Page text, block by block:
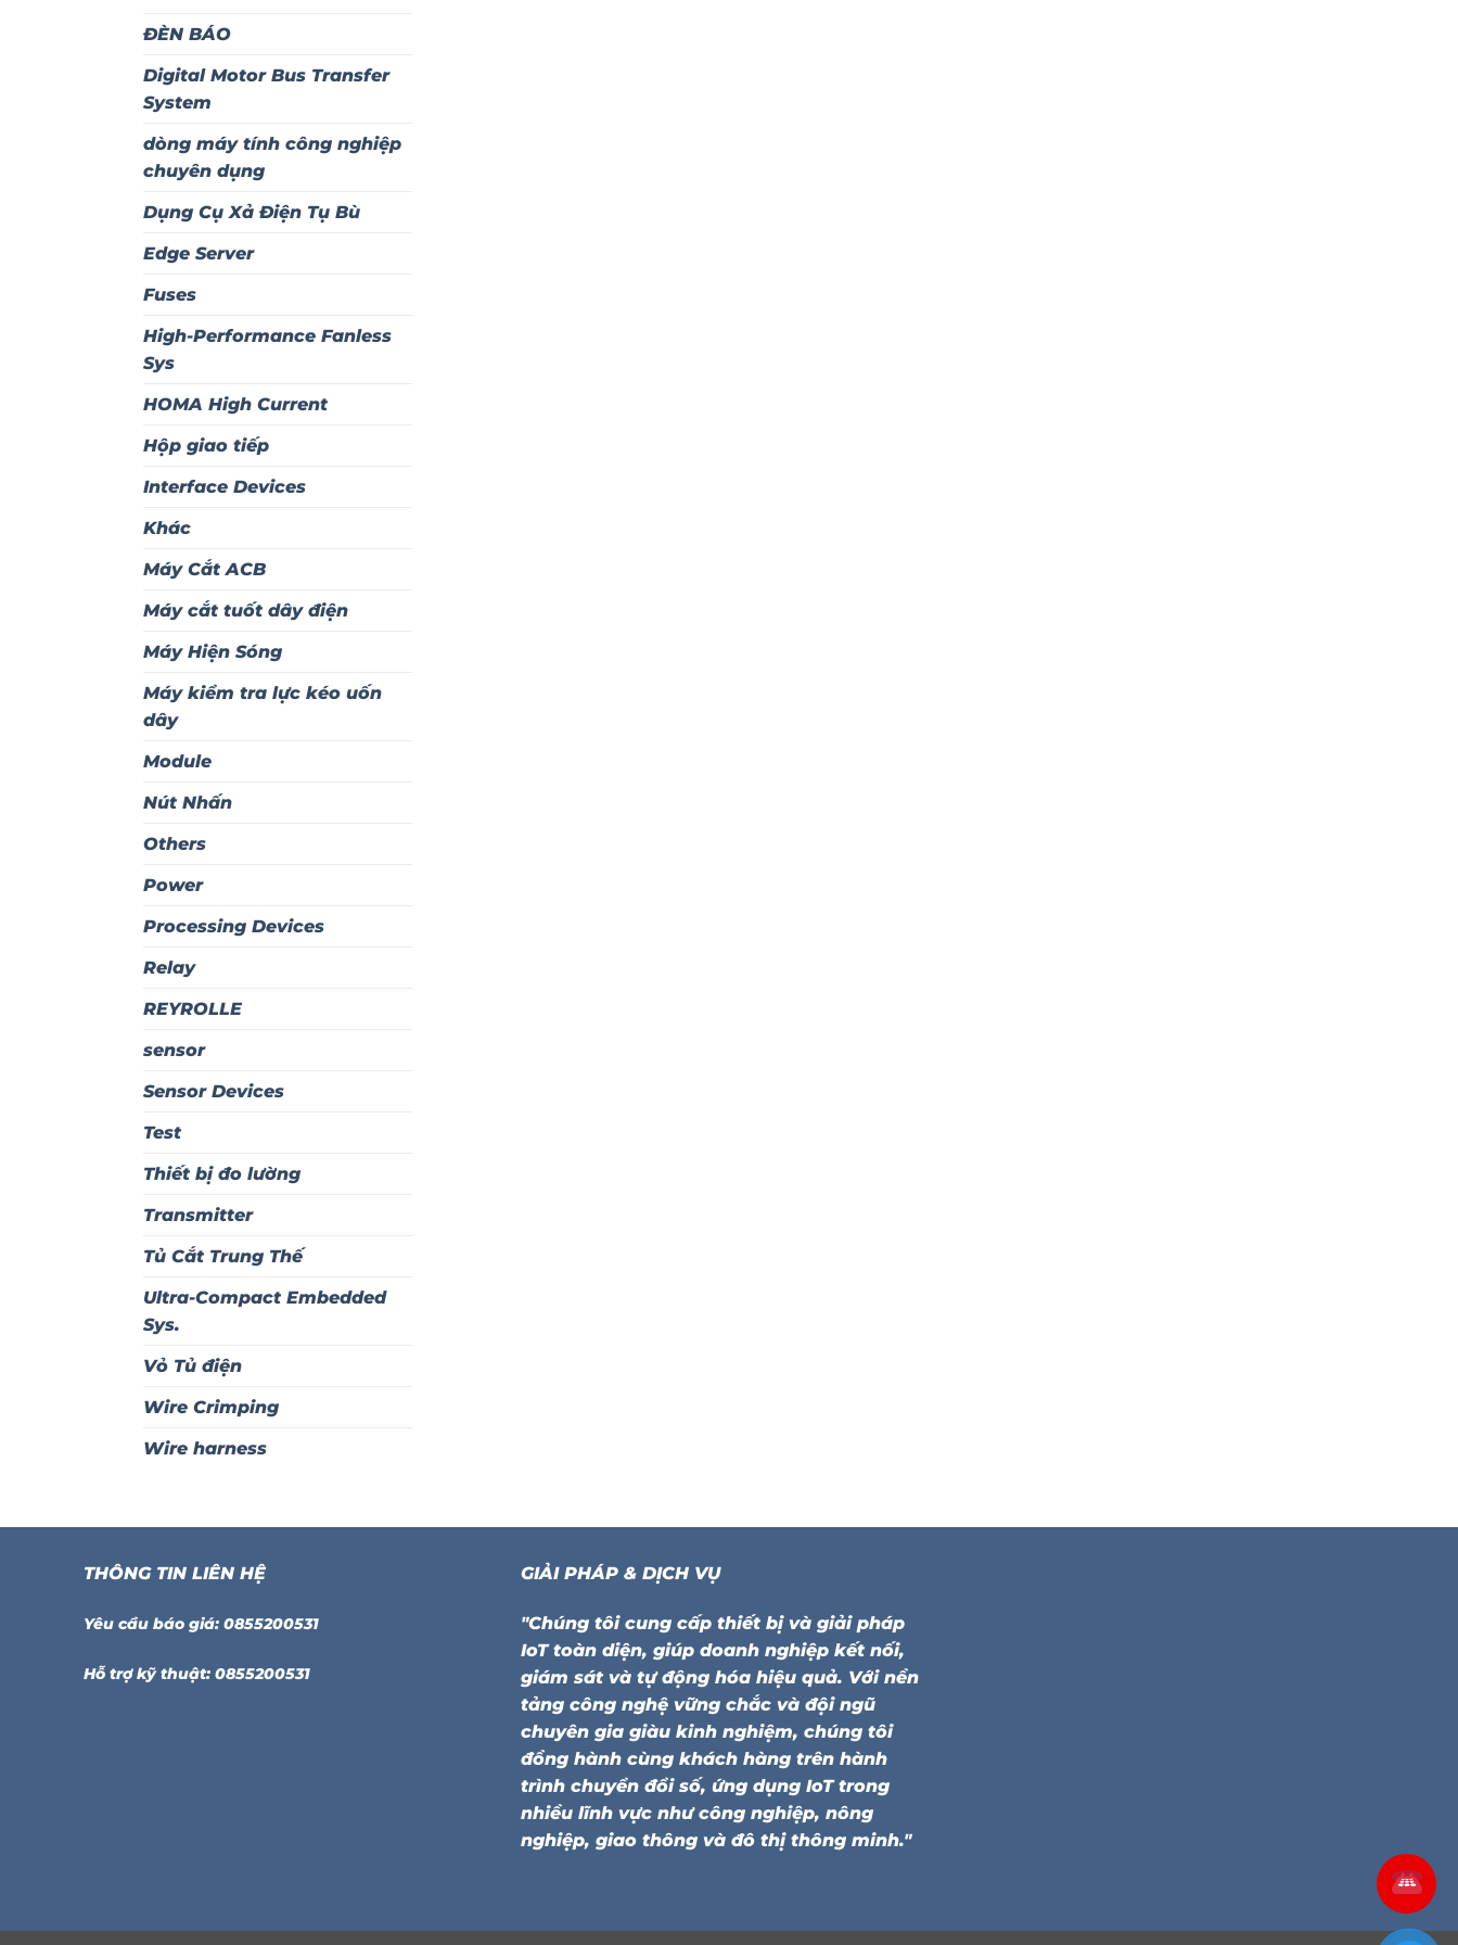
ĐÈN BÁO
Digital Motor Bus Transfer
System
dòng máy tính công nghiệp
chuyên dụng
Dụng Cụ Xả Điện Tụ Bù
Edge Server
Fuses
High-Performance Fanless
Sys
HOMA High Current
Hộp giao tiếp
Interface Devices
Khác
Máy Cắt ACB
Máy cắt tuốt dây điện
Máy Hiện Sóng
Máy kiểm tra lực kéo uốn
dây
Module
Nút Nhấn
Others
Power
Processing Devices
Relay
REYROLLE
sensor
Sensor Devices
Test
Thiết bị đo lường
Transmitter
Tủ Cắt Trung Thế
Ultra-Compact Embedded
Sys.
Vỏ Tủ điện
Wire Crimping
Wire harness
THÔNG TIN LIÊN HỆ
Yêu cầu báo giá: 0855200531
Hỗ trợ kỹ thuật: 0855200531
GIẢI PHÁP & DỊCH VỤ
"Chúng tôi cung cấp thiết bị và giải pháp
IoT toàn diện, giúp doanh nghiệp kết nối,
giám sát và tự động hóa hiệu quả. Với nền
tảng công nghệ vững chắc và đội ngũ
chuyên gia giàu kinh nghiệm, chúng tôi
đồng hành cùng khách hàng trên hành
trình chuyển đổi số, ứng dụng IoT trong
nhiều lĩnh vực như công nghiệp, nông
nghiệp, giao thông và đô thị thông minh."